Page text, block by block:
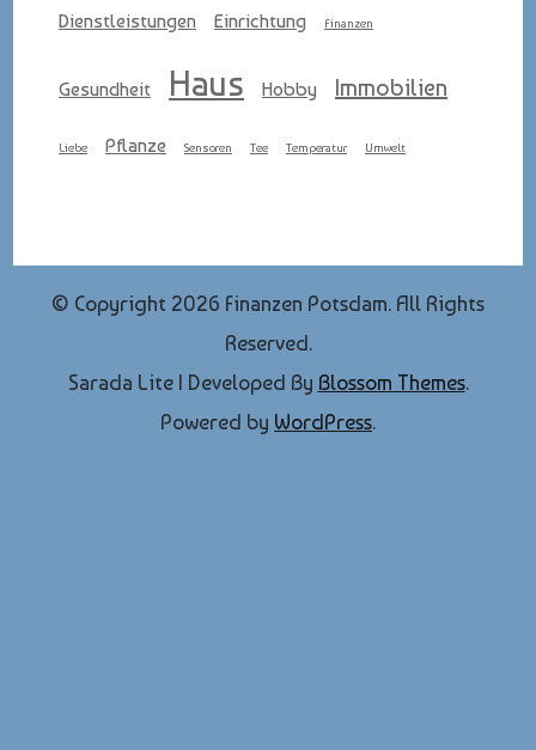
Dienstleistungen Einrichtung Finanzen
Gesundheit Haus Hobby Immobilien
Liebe Pflanze Sensoren Tee Temperatur Umwelt
© Copyright 2026 Finanzen Potsdam. All Rights
Reserved.
Sarada Lite | Developed By Blossom Themes.
Powered by WordPress.